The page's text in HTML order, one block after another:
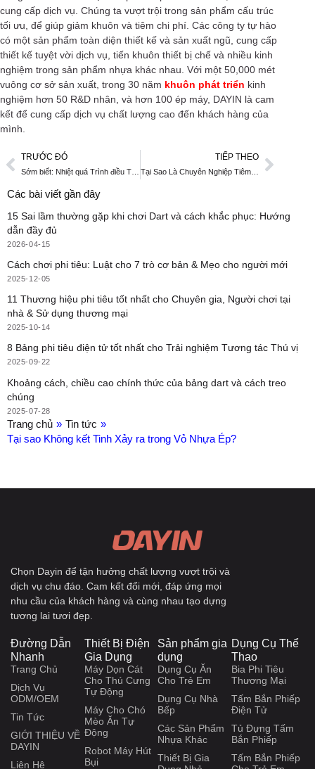
Điều khiển chất Lượng Nguyên LiệuLựa chọn của nguyên
liệu là chìa khóa để giải quyết thay đổi màu sắc. Đây là đặc
biệt quan trọng khi sản xuất ánh sáng màu sản phẩm, như ổn
định nhiệt của nhựa đáng kể có thể tác động sản phẩm màu.
Kể từ khi nhất ép nhà sản xuất không sản xuất nhựa nguyên
liệu, màu bản thân, nên tập trung vào quản lý sản xuất và
nguyên liệu kiểm tra nhằm đảm bảo sự thống nhất và chất
lượng.
trong 30 năm. Như một sản phẩm ép nhà sản xuất, DAYIN
cung cấp dịch vụ. Chúng ta vượt trội trong sản phẩm cấu trúc
tối ưu, để giúp giảm khuôn và tiêm chi phí. Các công ty tự hào
có một sản phẩm toàn diện thiết kế và sản xuất ngũ, cung cấp
thiết kế tuyệt vời dịch vụ, tiến khuôn thiết bị chế và nhiều kinh
nghiệm trong sản phẩm nhựa khác nhau. Với một 50,000 mét
vuông cơ sở sản xuất, trong 30 năm
kết để cung cấp dịch vụ chất lượng cao đến khách hàng của
TRƯỚC ĐÓ
Các bài viết gần đây
dẫn đầy đủ
2026-04-15
Cách chơi phi tiêu: Luật cho 7 trò cơ bản & Mẹo cho người mới
2025-12-05
Khoảng cách, chiều cao chính thức của bảng dart và cách treo
2025-07-28
Trang chủ Tin tức
Tại sao Không kết Tinh Xảy ra trong Vỏ Nhựa Ép?
Chọn Dayin để tận hưởng chất lượng vượt trội và
dịch vụ chu đáo. Cam kết đổi mới, đáp ứng mọi
nhu cầu của khách hàng và cùng nhau tạo dựng